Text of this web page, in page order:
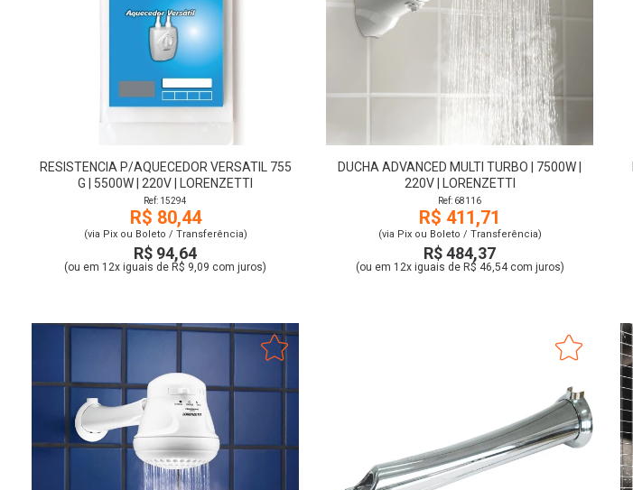
RESISTENCIA P/AQUECEDOR VERSATIL 755
G | 5500W | 220V | LORENZETTI
Ref: 15294
R$ 80,44
(via Pix ou Boleto / Transferência)
R$ 94,64
(ou em 12x iguais de R$ 9,09 com juros)
DUCHA ADVANCED MULTI TURBO | 7500W |
220V | LORENZETTI
Ref: 68116
R$ 411,71
(via Pix ou Boleto / Transferência)
R$ 484,37
(ou em 12x iguais de R$ 46,54 com juros)